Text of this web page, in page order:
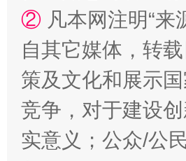
扯下公款旅游的“隐身衣”
② 凡本网注明“
自其它媒体，转
策及文化和展示
竞争，对于建设
实意义；公众/公